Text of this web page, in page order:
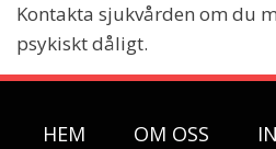
Kontakta sjukvården om du
psykiskt dåligt.
HEM OM OSS